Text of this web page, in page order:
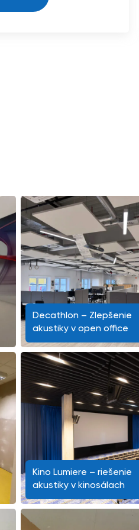
Decathlon – Zlepšenie
akustiky v open office
Kino Lumiere – riešenie
akustiky v kinosálach